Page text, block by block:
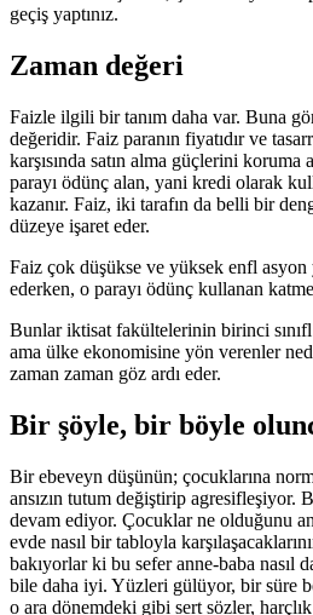
geçiş yaptınız.
Zaman değeri
Faizle ilgili bir tanım daha var. Buna
değeridir. Faiz paranın fiyatıdır ve
karşısında satın alma güçlerini koruma
parayı ödünç alan, yani kredi olarak
kazanır. Faiz, iki tarafın da belli bir
düzeye işaret eder.
Faiz çok düşükse ve yüksek enfl asyon
ederken, o parayı ödünç kullanan
Bunlar iktisat fakültelerinin birinci
ama ülke ekonomisine yön verenler
zaman zaman göz ardı eder.
Bir şöyle, bir böyle
Bir ebeveyn düşünün; çocuklarına
ansızın tutum değiştirip agresifleşiyor.
devam ediyor. Çocuklar ne olduğunu
evde nasıl bir tabloyla
bakıyorlar ki bu sefer anne-baba nasıl
bile daha iyi. Yüzleri gülüyor, bir süre
o ara dönemdeki gibi sert sözler,